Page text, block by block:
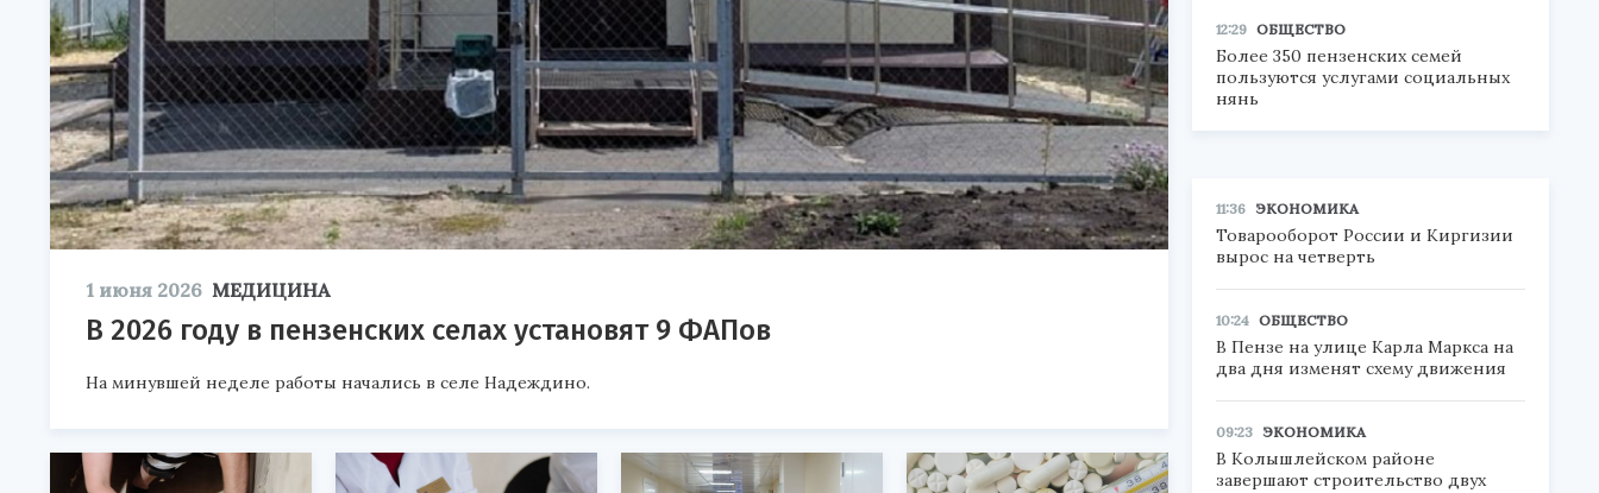
1 июня 2026 МЕДИЦИНА
В 2026 году в пензенских селах установят 9 ФАПов
На минувшей неделе работы начались в селе Надеждино.
12:29 ОБЩЕСТВО
Более 350 пензенских семей
пользуются услугами социальных
нянь
11:36 ЭКОНОМИКА
Товарооборот России и Киргизии
вырос на четверть
10:24 ОБЩЕСТВО
В Пензе на улице Карла Маркса на
два дня изменят схему движения
09:23 ЭКОНОМИКА
В Колышлейском районе
завершают строительство двух